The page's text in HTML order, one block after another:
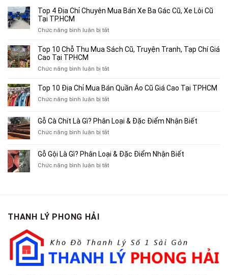
Top 4 Địa Chỉ Chuyên Mua Bán Xe Ba Gác Cũ, Xe Lôi Cũ
Tại TP.HCM
Chức năng bình luận bị tắtở
4
Bán
Xe
Cũ,
Xe
Cũ
TP.HCM
Top 10 Chỗ Thu Mua Sách Cũ, Truyện Tranh, Tạp Chí Giá
Cao Tại TPHCM
Chức năng bình luận bị tắtở
10
Thu
Sách
Tạp
Chí
Top 10 Địa Chỉ Mua Bán Quần Áo Cũ Giá Cao Tại TPHCM
Chức năng bình luận bị tắtở
Địa
Chỉ
Bán
Áo
Gỗ Cà Chít Là Gì? Phân Loại & Đặc Điểm Nhận Biết
Chức năng bình luận bị tắtở
Chít
Là
Gỗ Gội Là Gì? Phân Loại & Đặc Điểm Nhận Biết
Chức năng bình luận bị tắtở
Điểm
Nhận
Biết
THANH LÝ PHONG HẢI